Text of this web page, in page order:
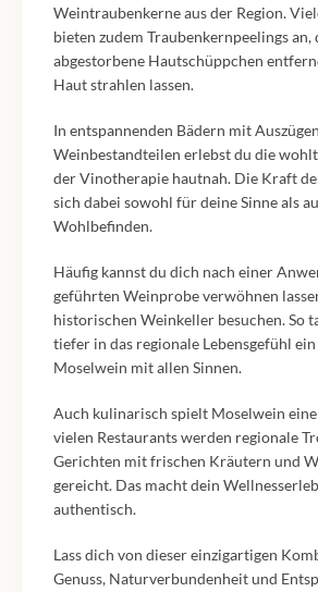
Weintraubenkerne aus der Region.
bieten zudem Traubenkernpeelings an,
abgestorbene Hautschüppchen
Haut strahlen lassen.
In entspannenden Bädern mit
Weinbestandteilen erlebst du die
der Vinotherapie hautnah. Die Kraft
sich dabei sowohl für deine Sinne als
Wohlbefinden.
Häufig kannst du dich nach einer
geführten Weinprobe verwöhnen
historischen Weinkeller besuchen. So
tiefer in das regionale Lebensgefühl
Moselwein mit allen Sinnen.
Auch kulinarisch spielt Moselwein
vielen Restaurants werden regionale
Gerichten mit frischen Kräutern und
gereicht. Das macht dein
authentisch.
Lass dich von dieser einzigartigen
Genuss, Naturverbundenheit und